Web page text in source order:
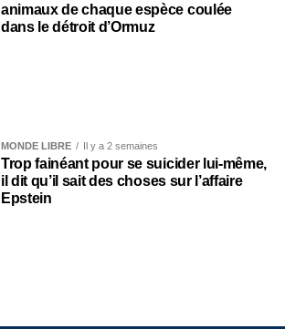
animaux de chaque espèce coulée
dans le détroit d’Ormuz
MONDE LIBRE Il y a 2 semaines
Trop fainéant pour se suicider lui-même,
il dit qu’il sait des choses sur l’affaire
Epstein